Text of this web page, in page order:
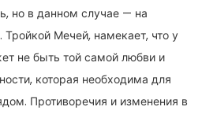
но в данном случае — на
Тройкой Мечей, намекает, что у
не быть той самой любви и
которая необходима для
Противоречия и изменения в